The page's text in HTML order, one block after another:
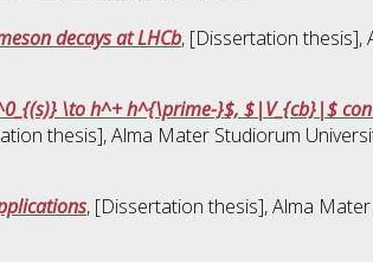
decays at LHCb, [Dissertation thesis],
\to h^+ h^{\prime-}$, $|V_{cb}|$
thesis], Alma Mater Studiorum
, [Dissertation thesis], Alma